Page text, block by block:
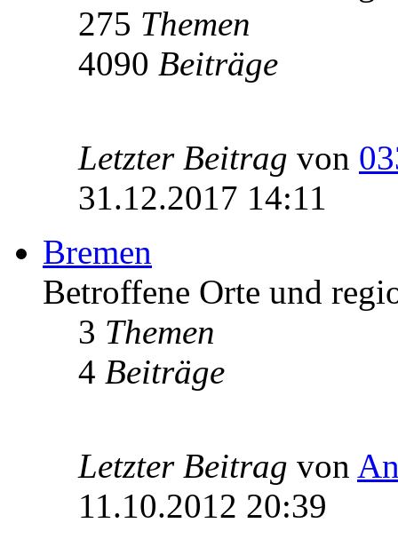
275 Themen
4090 Beiträge
Letzter Beitrag von
31.12.2017 14:11
Bremen
Betroffene Orte und
3 Themen
4 Beiträge
Letzter Beitrag von
11.10.2012 20:39